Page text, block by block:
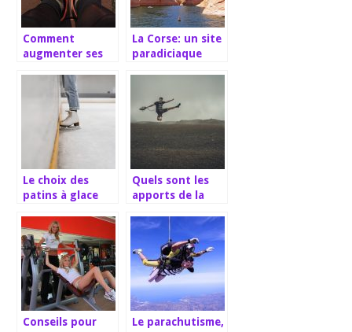
Comment
augmenter ses
course à pied?
La Corse: un site
paradiciaque
canyoning
Le choix des
patins à glace
Quels sont les
apports de la
chez l’homme ?
Conseils pour
Le parachutisme,